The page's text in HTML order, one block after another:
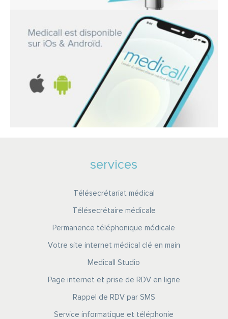
services
Télésecrétariat médical
Télésecrétaire médicale
Permanence téléphonique médicale
Votre site internet médical clé en main
Medicall Studio
Page internet et prise de RDV en ligne
Rappel de RDV par SMS
Service informatique et téléphonie